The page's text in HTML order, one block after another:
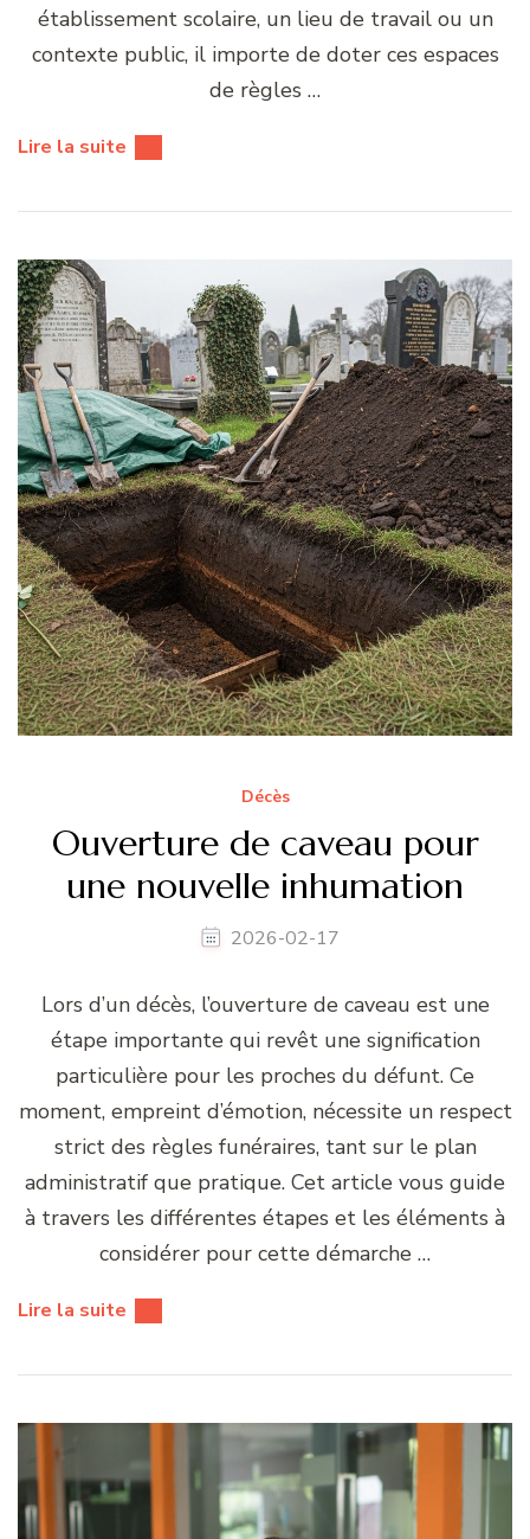
établissement scolaire, un lieu de travail ou un
contexte public, il importe de doter ces espaces
de règles …
Lire la suite
Décès
Ouverture de caveau pour
une nouvelle inhumation
2026-02-17
Lors d’un décès, l’ouverture de caveau est une
étape importante qui revêt une signification
particulière pour les proches du défunt. Ce
moment, empreint d’émotion, nécessite un respect
strict des règles funéraires, tant sur le plan
administratif que pratique. Cet article vous guide
à travers les différentes étapes et les éléments à
considérer pour cette démarche …
Lire la suite